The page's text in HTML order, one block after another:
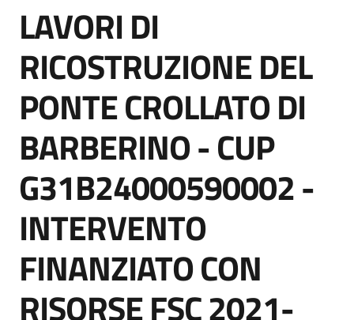
di
acquisto
Supporto
Piattaforme
telematiche
English
site
Salta al contenuto
LAVORI DI
RICOSTRUZIONE DEL
PONTE CROLLATO DI
BARBERINO - CUP
G31B24000590002 -
INTERVENTO
FINANZIATO CON
RISORSE FSC 2021-